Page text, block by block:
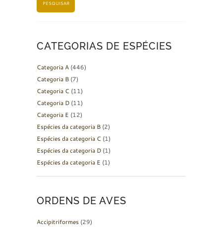
PESQUISAR
CATEGORIAS DE ESPÉCIES
Categoria A (446)
Categoria B (7)
Categoria C (11)
Categoria D (11)
Categoria E (12)
Espécies da categoria B (2)
Espécies da categoria C (1)
Espécies da categoria D (1)
Espécies da categoria E (1)
ORDENS DE AVES
Accipitriformes (29)